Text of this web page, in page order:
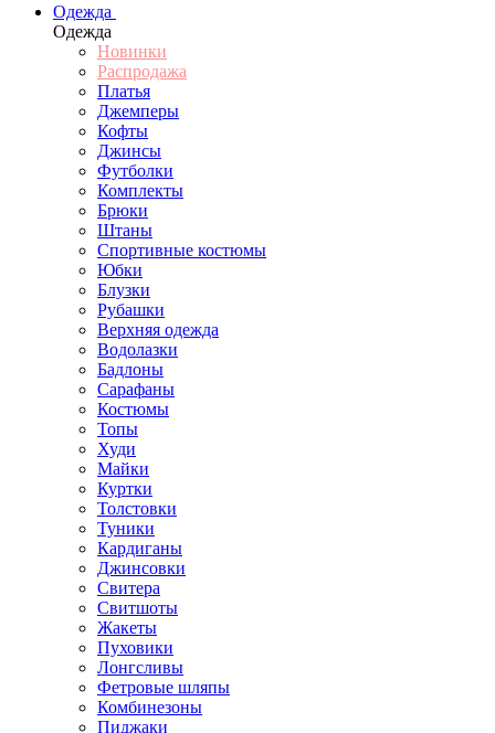
Одежда
Одежда
Новинки
Распродажа
Платья
Джемперы
Кофты
Джинсы
Футболки
Комплекты
Брюки
Штаны
Спортивные костюмы
Юбки
Блузки
Рубашки
Верхняя одежда
Водолазки
Бадлоны
Сарафаны
Костюмы
Топы
Худи
Майки
Куртки
Толстовки
Туники
Кардиганы
Джинсовки
Свитера
Свитшоты
Жакеты
Пуховики
Лонгсливы
Фетровые шляпы
Комбинезоны
Пиджаки